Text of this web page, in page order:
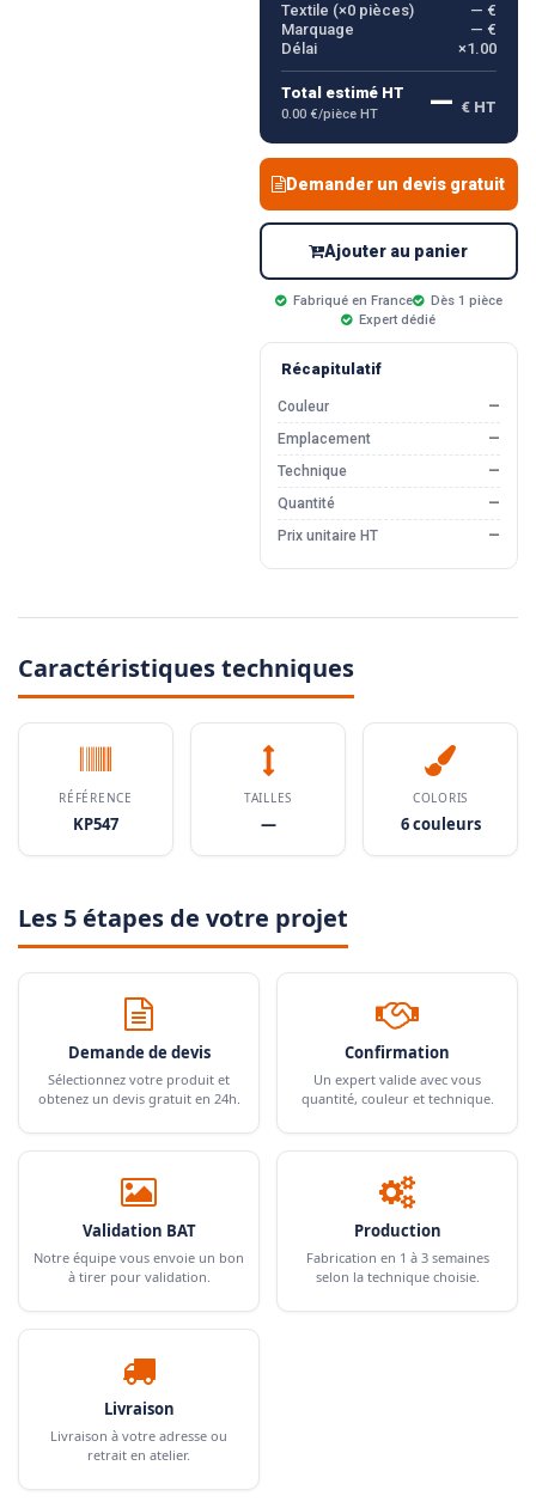
Textile (×0pièces)
— €
Marquage
— €
Délai
×1.00
Total estimé HT
0.00 €/pièce HT — € HT
Demander un devis gratuit
Ajouter au panier
Fabriqué en France
Dès 1 pièce
Expert dédié
Récapitulatif
Couleur
—
Emplacement
—
Technique
—
Quantité
—
Prix unitaire HT
—
Caractéristiques techniques
RÉFÉRENCE
KP547
TAILLES
—
COLORIS
6 couleurs
Les 5 étapes de votre projet
Demande de devis
Sélectionnez votre produit et
obtenez un devis gratuit en 24h.
Confirmation
Un expert valide avec vous
quantité, couleur et technique.
Validation BAT
Notre équipe vous envoie un bon
à tirer pour validation.
Production
Fabrication en 1 à 3 semaines
selon la technique choisie.
Livraison
Livraison à votre adresse ou
retrait en atelier.